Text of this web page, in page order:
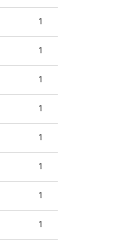
1
1
1
1
1
1
1
1